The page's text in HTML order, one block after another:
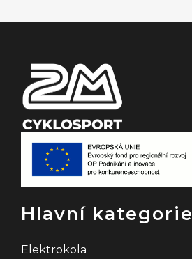
t
Hlavní kategorie
Elektrokola